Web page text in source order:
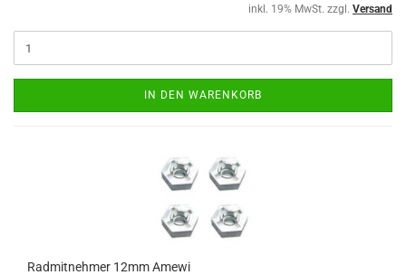
inkl. 19% MwSt. zzgl. Versand
IN DEN WARENKORB
Radmitnehmer 12mm Amewi